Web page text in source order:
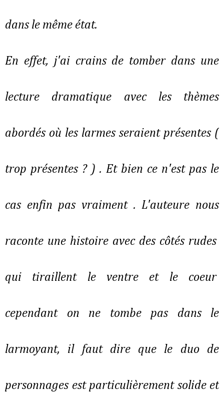
dans le même état.
En effet, j'ai crains de tomber dans une
lecture dramatique avec les thèmes
abordés où les larmes seraient présentes (
trop présentes ? ) . Et bien ce n'est pas le
cas enfin pas vraiment . L'auteure nous
raconte une histoire avec des côtés rudes
qui tiraillent le ventre et le coeur
cependant on ne tombe pas dans le
larmoyant, il faut dire que le duo de
personnages est particulièrement solide et